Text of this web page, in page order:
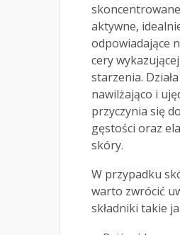
aktywne,
odpowiadające
cery
starzenia.
nawilżająco i
przyczynia się
gęstości oraz
skóry.
W przypadku
warto zwrócić
składniki takie